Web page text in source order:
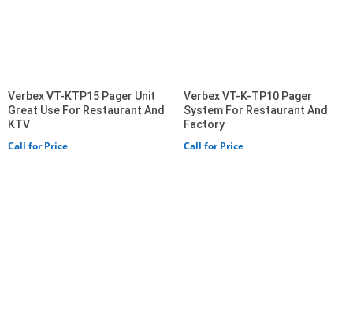
Verbex VT-KTP15 Pager Unit
Great Use For Restaurant And
KTV
Call for Price
Verbex VT-K-TP10 Pager
System For Restaurant And
Factory
Call for Price